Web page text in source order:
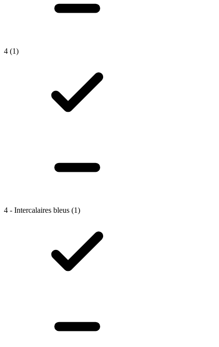
4 (1)
4 - Intercalaires bleus (1)